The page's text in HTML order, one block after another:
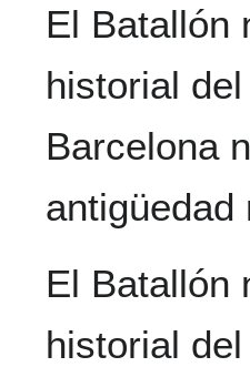
El Batallón
historial
Barcelona
El Batallón
historial